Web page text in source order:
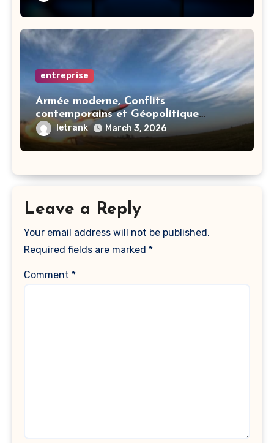
entreprise
Armée moderne, Conflits
contemporains et Géopolitique
mondiale
letrank March 3, 2026
Leave a Reply
Your email address will not be published.
Required fields are marked *
Comment *